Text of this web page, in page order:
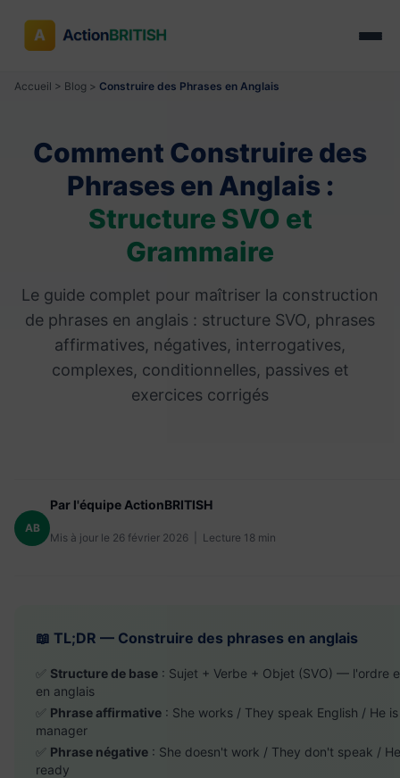
Accueil > Blog > Construire des Phrases en Anglais
Comment Construire des
Phrases en Anglais :
Structure SVO et
Grammaire
Le guide complet pour maîtriser la construction
de phrases en anglais : structure SVO, phrases
affirmatives, négatives, interrogatives,
complexes, conditionnelles, passives et
exercices corrigés
AB
Par l'équipe ActionBRITISH
Mis à jour le 26 février 2026 | Lecture 18 min
📖 TL;DR — Construire des phrases en anglais
✅ Structure de base : Sujet + Verbe + Objet (SVO) — l'ordre
en anglais
✅ Phrase affirmative : She works / They speak English / He
manager
✅ Phrase négative : She doesn't work / They don't speak /
ready